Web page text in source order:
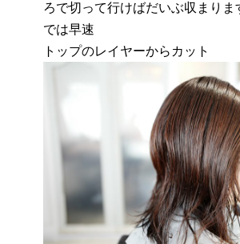
ろで切って行けばだいぶ収まりま
では早速
トップのレイヤーからカット